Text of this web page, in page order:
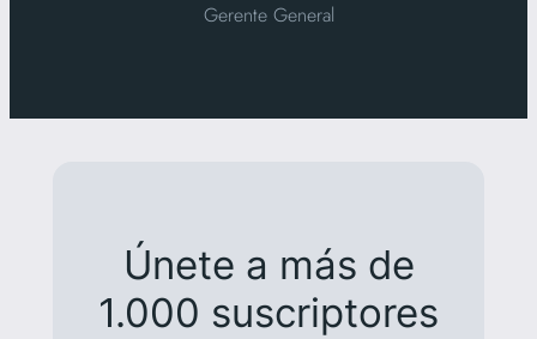
Gerente General
Únete a más de
1.000 suscriptores